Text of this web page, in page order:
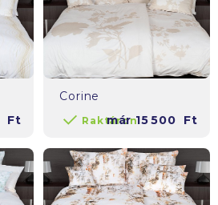
Ft
Corine
Raktáron
már15 500 Ft